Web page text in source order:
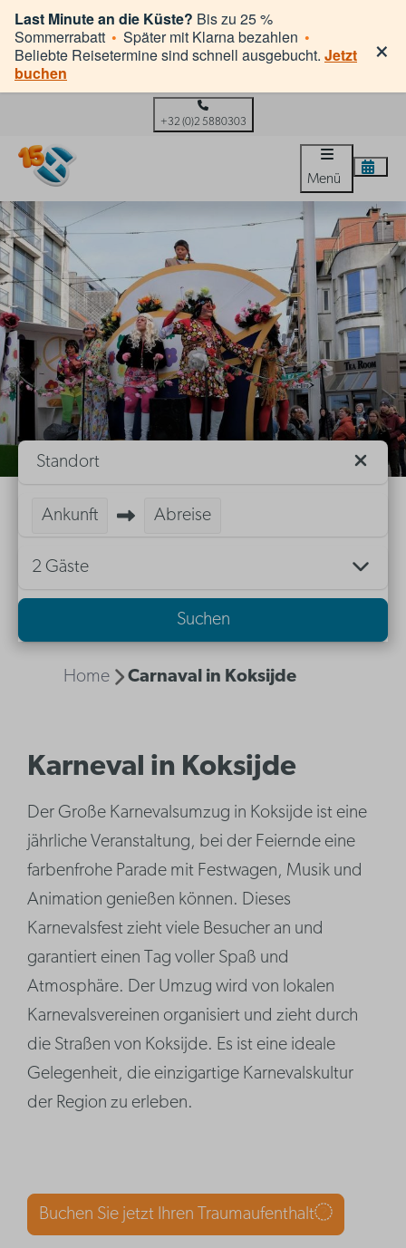
Last Minute an die Küste? Bis zu 25 %
Sommerrabatt • Später mit Klarna bezahlen •
Beliebte Reisetermine sind schnell ausgebucht. Jetzt
buchen
×
+32 (0)2 5880303
Menü
Standort
Ankunft Abreise
2 Gäste
Suchen
Home Carnaval in Koksijde
Karneval in Koksijde
Der Große Karnevalsumzug in Koksijde ist eine
jährliche Veranstaltung, bei der Feiernde eine
farbenfrohe Parade mit Festwagen, Musik und
Animation genießen können. Dieses
Karnevalsfest zieht viele Besucher an und
garantiert einen Tag voller Spaß und
Atmosphäre. Der Umzug wird von lokalen
Karnevalsvereinen organisiert und zieht durch
die Straßen von Koksijde. Es ist eine ideale
Gelegenheit, die einzigartige Karnevalskultur
der Region zu erleben.
Buchen Sie jetzt Ihren Traumaufenthalt